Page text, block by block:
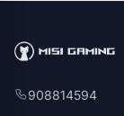
908814594